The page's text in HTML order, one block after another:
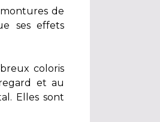
de
ses effets
coloris
et au
Elles sont